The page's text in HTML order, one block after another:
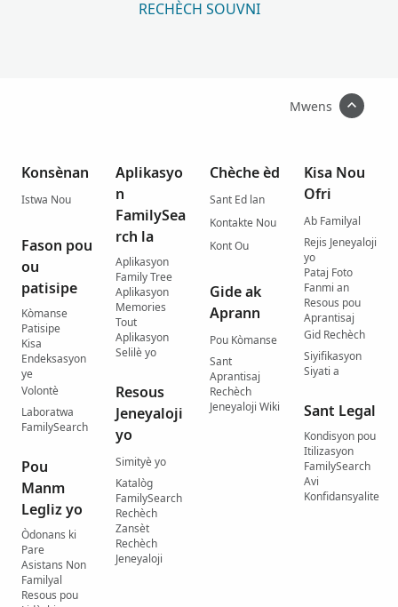
RECHÈCH SOUVNI
Mwens
Konsènan
Istwa Nou
Fason pou
ou
patisipe
Kòmanse
Patisipe
Kisa
Endeksasyon
ye
Volontè
Laboratwa
FamilySearch
Pou
Manm
Legliz yo
Òdonans ki
Pare
Asistans Non
Familyal
Resous pou
Aplikasyo
n
FamilySea
rch la
Aplikasyon
Family Tree
Aplikasyon
Memories
Tout
Aplikasyon
Selilè yo
Resous
Jeneyaloji
yo
Simityè yo
Katalòg
FamilySearch
Rechèch
Zansèt
Rechèch
Jeneyaloji
Chèche èd
Sant Ed lan
Kontakte Nou
Kont Ou
Gide ak
Aprann
Pou Kòmanse
Sant
Aprantisaj
Rechèch
Jeneyaloji Wiki
Kisa Nou
Ofri
Ab Familyal
Rejis Jeneyaloji
yo
Pataj Foto
Fanmi an
Resous pou
Aprantisaj
Gid Rechèch
Siyifikasyon
Siyati a
Sant Legal
Kondisyon pou
Itilizasyon
FamilySearch
Avi
Konfidansyalite